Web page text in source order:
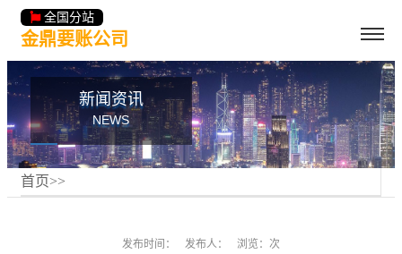
全国分站
金鼎要账公司
新闻资讯
NEWS
首页>>
发布时间： 发布人： 浏览：次